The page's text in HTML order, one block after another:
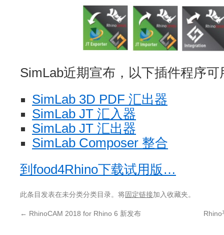
SimLab近期宣布，以下插件程序可
SimLab 3D PDF 汇出器
SimLab JT 汇入器
SimLab JT 汇出器
SimLab Composer 整合
到food4Rhino下载试用版…
此条目发表在未分类分类目录。将固定链接加入收藏夹。
← RhinoCAM 2018 for Rhino 6 新发布